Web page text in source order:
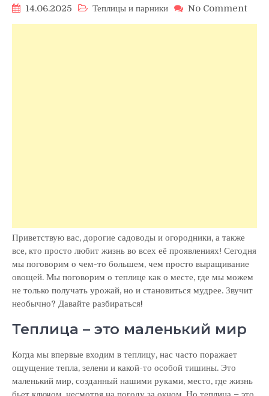
14.06.2025 Теплицы и парники No Comment
Приветствую вас, дорогие садоводы и огородники, а также
все, кто просто любит жизнь во всех её проявлениях! Сегодня
мы поговорим о чем-то большем, чем просто выращивание
овощей. Мы поговорим о теплице как о месте, где мы можем
не только получать урожай, но и становиться мудрее. Звучит
необычно? Давайте разбираться!
Теплица – это маленький мир
Когда мы впервые входим в теплицу, нас часто поражает
ощущение тепла, зелени и какой-то особой тишины. Это
маленький мир, созданный нашими руками, место, где жизнь